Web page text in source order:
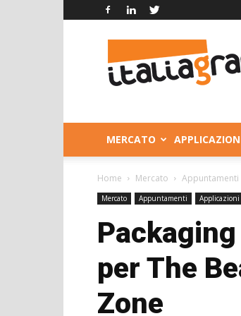
Grafica
MERCATO
Home Mercato Appuntamenti
Mercato Appuntamenti Applicazioni
per The
Zone